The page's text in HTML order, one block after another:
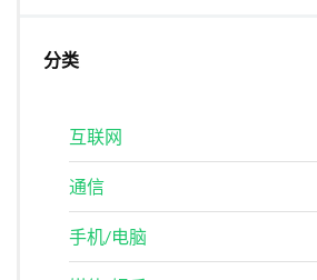
分类
互联网
通信
手机/电脑